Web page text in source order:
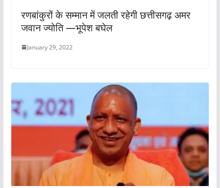
रणबांकुरों के सम्मान में जलती रहेगी छत्तीसगढ़ अमर
जवान ज्योति —भूपेश बघेल
January 29, 2022